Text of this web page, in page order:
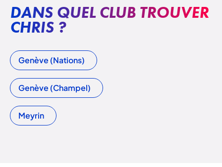
DANS QUEL CLUB TROUVER
CHRIS ?
Genève (Nations)
Genève (Champel)
Meyrin